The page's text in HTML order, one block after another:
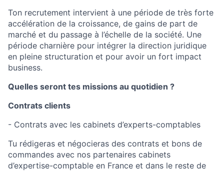
Ton recrutement intervient à une période de très forte
accélération de la croissance, de gains de part de
marché et du passage à l’échelle de la société. Une
période charnière pour intégrer la direction juridique
en pleine structuration et pour avoir un fort impact
business.
Quelles seront tes missions au quotidien ?
Contrats clients
- Contrats avec les cabinets d’experts-comptables
Tu rédigeras et négocieras des contrats et bons de
commandes avec nos partenaires cabinets
d’expertise-comptable en France et dans le reste de